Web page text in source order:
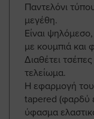
Παντελόνι
μεγέθη.
Είναι ψηλόμεσο,
με κουμπιά και
Διαθέτει
τελείωμα.
Η εφαρμογή του
tapered (φαρδύ
ύφασμα